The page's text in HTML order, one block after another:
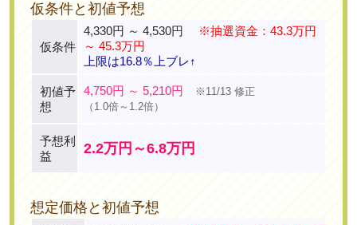
仮条件と初値予想
仮条件
4,330円 ～ 4,530円
※抽選資金：43.3万円
～ 45.3万円
上限は16.8％上ブレ↑
初値予
想
4,750円 ～ 5,210円
※11/13 修正
（1.0倍～1.2倍）
予想利
益
2.2万円～6.8万円
想定価格と初値予想